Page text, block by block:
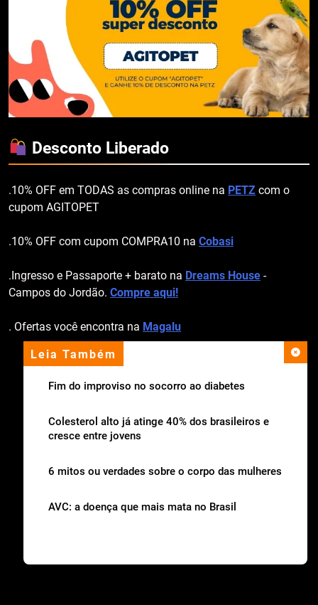
Leia Também
Fim do improviso no socorro ao diabetes
Colesterol alto já atinge 40% dos brasileiros e
cresce entre jovens
6 mitos ou verdades sobre o corpo das mulheres
AVC: a doença que mais mata no Brasil
Desconto Liberado
.10% OFF em TODAS as compras online na PETZ com o
cupom AGITOPET
.10% OFF com cupom COMPRA10 na Cobasi
.Ingresso e Passaporte + barato na Dreams House -
Campos do Jordão. Compre aqui!
. Ofertas você encontra na Magalu
apoio institucional